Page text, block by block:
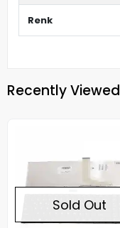
Renk
Recently Viewed
Sold Out